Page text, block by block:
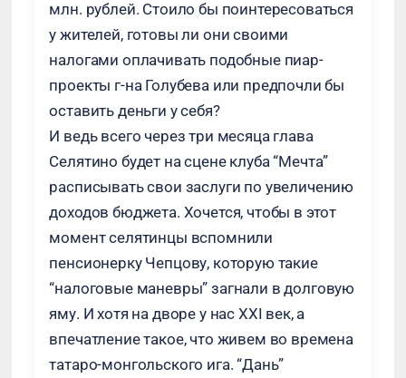
млн. рублей. Стоило бы поинтересоваться
у жителей, готовы ли они своими
налогами оплачивать подобные пиар-
проекты г-на Голубева или предпочли бы
оставить деньги у себя?
И ведь всего через три месяца глава
Селятино будет на сцене клуба “Мечта”
расписывать свои заслуги по увеличению
доходов бюджета. Хочется, чтобы в этот
момент селятинцы вспомнили
пенсионерку Чепцову, которую такие
“налоговые маневры” загнали в долговую
яму. И хотя на дворе у нас XXI век, а
впечатление такое, что живем во времена
татаро-монгольского ига. “Дань”